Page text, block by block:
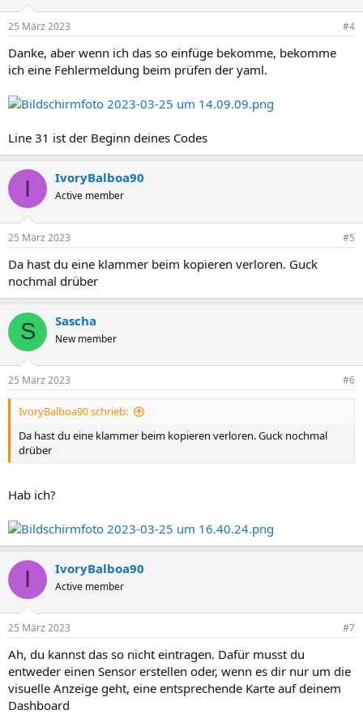
e
:
25 März 2023 #4
Danke, aber wenn ich das so einfüge bekomme, bekomme
ich eine Fehlermeldung beim prüfen der yaml.
Line 31 ist der Beginn deines Codes
I IvoryBalboa90
Active member
25 März 2023 #5
Da hast du eine klammer beim kopieren verloren. Guck
nochmal drüber
S Sascha
New member
25 März 2023 #6
IvoryBalboa90 schrieb:
Da hast du eine klammer beim kopieren verloren. Guck nochmal
drüber
Hab ich?
I IvoryBalboa90
Active member
25 März 2023 #7
Ah, du kannst das so nicht eintragen. Dafür musst du
entweder einen Sensor erstellen oder, wenn es dir nur um die
visuelle Anzeige geht, eine entsprechende Karte auf deinem
Dashboard